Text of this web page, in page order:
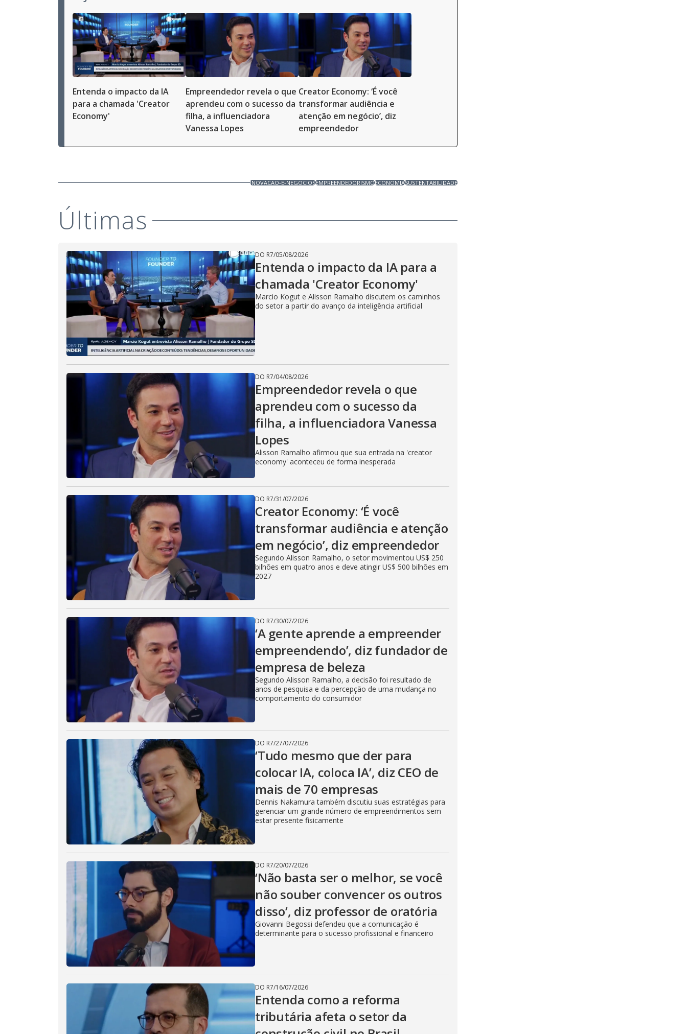
Entenda o impacto da IA
para a chamada 'Creator
Economy'
Empreendedor revela o que
aprendeu com o sucesso da
filha, a influenciadora
Vanessa Lopes
Creator Economy: ‘É você
transformar audiência e
atenção em negócio’, diz
empreendedor
INOVACAO-E-NEGOCIOSEMPREENDEDORISMOECONOMIASUSTENTABILIDADE
Últimas
DO R7/05/08/2026
Entenda o impacto da IA para a
chamada 'Creator Economy'
Marcio Kogut e Alisson Ramalho discutem os caminhos
do setor a partir do avanço da inteligência artificial
DO R7/04/08/2026
Empreendedor revela o que
aprendeu com o sucesso da
filha, a influenciadora Vanessa
Lopes
Alisson Ramalho afirmou que sua entrada na 'creator
economy' aconteceu de forma inesperada
DO R7/31/07/2026
Creator Economy: ‘É você
transformar audiência e atenção
em negócio’, diz empreendedor
Segundo Alisson Ramalho, o setor movimentou US$ 250
bilhões em quatro anos e deve atingir US$ 500 bilhões em
2027
DO R7/30/07/2026
‘A gente aprende a empreender
empreendendo’, diz fundador de
empresa de beleza
Segundo Alisson Ramalho, a decisão foi resultado de
anos de pesquisa e da percepção de uma mudança no
comportamento do consumidor
DO R7/27/07/2026
‘Tudo mesmo que der para
colocar IA, coloca IA’, diz CEO de
mais de 70 empresas
Dennis Nakamura também discutiu suas estratégias para
gerenciar um grande número de empreendimentos sem
estar presente fisicamente
DO R7/20/07/2026
‘Não basta ser o melhor, se você
não souber convencer os outros
disso’, diz professor de oratória
Giovanni Begossi defendeu que a comunicação é
determinante para o sucesso profissional e financeiro
DO R7/16/07/2026
Entenda como a reforma
tributária afeta o setor da